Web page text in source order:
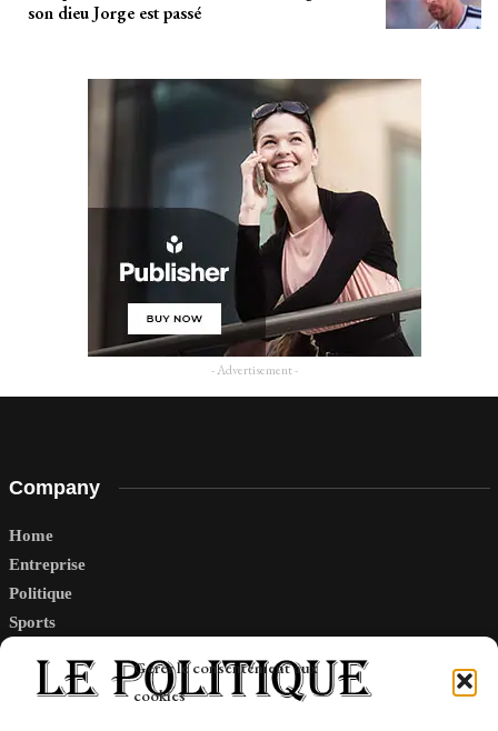
Gérer le consentement aux
cookies
son dieu Jorge est passé
- Advertisement -
Company
Home
Entreprise
Politique
Sports